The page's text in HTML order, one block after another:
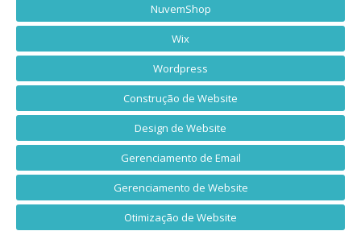
NuvemShop
Wix
Wordpress
Construção de Website
Design de Website
Gerenciamento de Email
Gerenciamento de Website
Otimização de Website